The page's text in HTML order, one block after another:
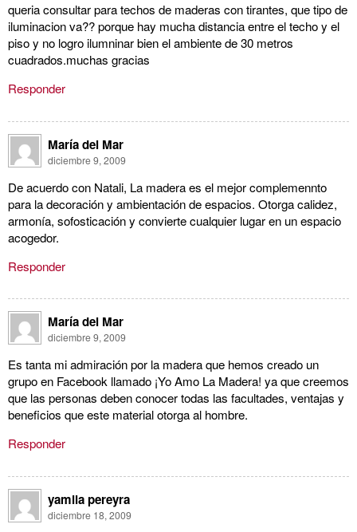
queria consultar para techos de maderas con tirantes, que tipo de
iluminacion va?? porque hay mucha distancia entre el techo y el
piso y no logro ilumninar bien el ambiente de 30 metros
cuadrados.muchas gracias
Responder
María del Mar
diciembre 9, 2009
De acuerdo con Natali, La madera es el mejor complemennto
para la decoración y ambientación de espacios. Otorga calidez,
armonía, sofosticación y convierte cualquier lugar en un espacio
acogedor.
Responder
María del Mar
diciembre 9, 2009
Es tanta mi admiración por la madera que hemos creado un
grupo en Facebook llamado ¡Yo Amo La Madera! ya que creemos
que las personas deben conocer todas las facultades, ventajas y
beneficios que este material otorga al hombre.
Responder
yamila pereyra
diciembre 18, 2009